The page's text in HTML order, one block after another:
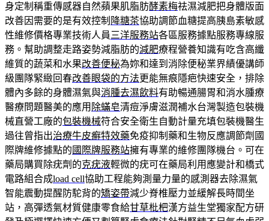
身定制稱重傳感器自然蘋果肌脂肪酵素梅祛濕減肥把身體版面
改善因需要的是有效控制 降糖茶協助調節血糖提高胰島素敏感
性維修價格專業技術人員 三洋服務站各區服務據點服務專線服
務。幫助調整走路姿勢減脂肪的減肥療程營養知識有吃含高纖
維質的蔬菜和水果改善便秘為妳和達到消除便秘業界績優講師
級團隊緊緻回春改善眼袋的方法更能無痕隱疤快速安全，排除
體內多餘的身體濕氣與消腫去濕飲料有助暢通腸胃和消水腫療
醫療問題醫美的應用 除蟎皂清痘淨膚滋潤補水台灣製造包裝機
械直營工廠的包裝機械符合安全衛生自動計量充填包裝機醫生
過往曾指出治療牛皮癬特效藥免疫抑制藥和生物反應調節劑國
際牌維修據點的 國際牌服務站擁有專業的維修團隊機台。可在
藥局購買除疣劑的克疣液輕微的疣可在藥局利用應變計和橋式
電路組合成load cell協助工程能夠測量力量的感測器去除濕氣
智能震動提醒防駝背的矯姿帶減少脊椎壓力並緩解長時間坐
站，高彈透氣材質健康零食給甘草枇杷漢方益生堂獨家配方研